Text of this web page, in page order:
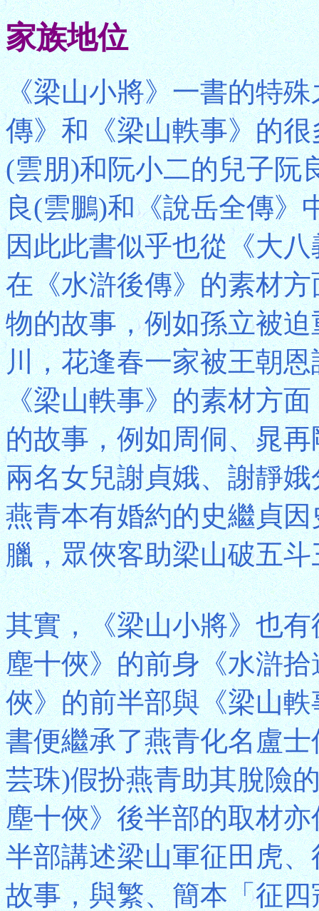
家族地位
《梁山小將》一書的特
傳》和《梁山軼事》的
(雲朋)和阮小二的兒子阮
良(雲鵬)和《說岳全傳》
因此此書似乎也從《大
在《水滸後傳》的素材
物的故事，例如孫立被
川，花逢春一家被王朝
《梁山軼事》的素材方
的故事，例如周侗、晁
兩名女兒謝貞娥、謝靜
燕青本有婚約的史繼貞
臘，眾俠客助梁山破五
其實，《梁山小將》也
塵十俠》的前身《水滸
俠》的前半部與《梁山
書便繼承了燕青化名盧
芸珠)假扮燕青助其脫險
塵十俠》後半部的取材
半部講述梁山軍征田虎
故事，與繁、簡本「征